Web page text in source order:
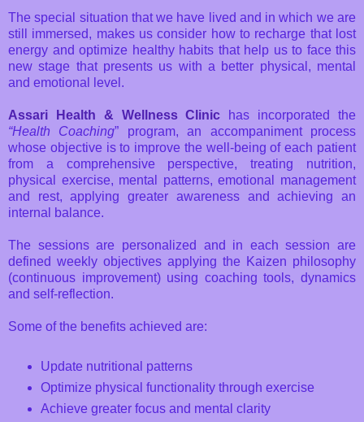
The special situation that we have lived and in which we are
still immersed, makes us consider how to recharge that lost
energy and optimize healthy habits that help us to face this
new stage that presents us with a better physical, mental
and emotional level.
Assari Health & Wellness Clinic
has incorporated the
“Health Coaching” program, an accompaniment process
whose objective is to improve the well-being of each patient
from a comprehensive perspective, treating nutrition,
physical exercise, mental patterns, emotional management
and rest, applying greater awareness and achieving an
internal balance.
The sessions are personalized and in each session are
defined weekly objectives applying the Kaizen philosophy
(continuous improvement) using coaching tools, dynamics
and self-reflection.
Some of the benefits achieved are:
Update nutritional patterns
Optimize physical functionality through exercise
Achieve greater focus and mental clarity